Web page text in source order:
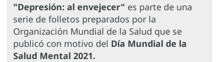
"Depresión: al envejecer" es parte de una
serie de folletos preparados por la
Organización Mundial de la Salud que se
publicó con motivo del Día Mundial de la
Salud Mental 2021.